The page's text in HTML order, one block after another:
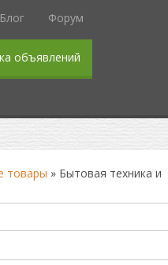
Блог Форум
объявлений
товары » Бытовая техника и